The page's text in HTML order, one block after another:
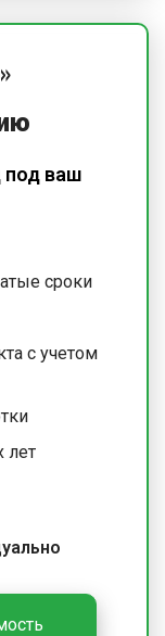
под ваш
сроки
с учетом
лет